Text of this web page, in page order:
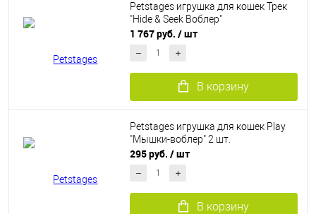
Petstages игрушка для кошек Трек
"Hide & Seek Воблер"
1 767 руб. / шт
В корзину
Petstages игрушка для кошек Play
"Мышки-воблер" 2 шт.
295 руб. / шт
В корзину